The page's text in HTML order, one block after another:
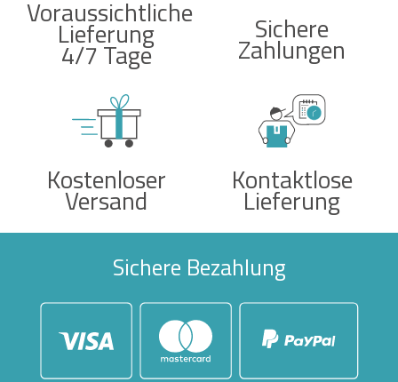
Voraussichtliche
Lieferung
4/7 Tage
Sichere
Zahlungen
Kostenloser
Versand
Kontaktlose
Lieferung
Sichere Bezahlung